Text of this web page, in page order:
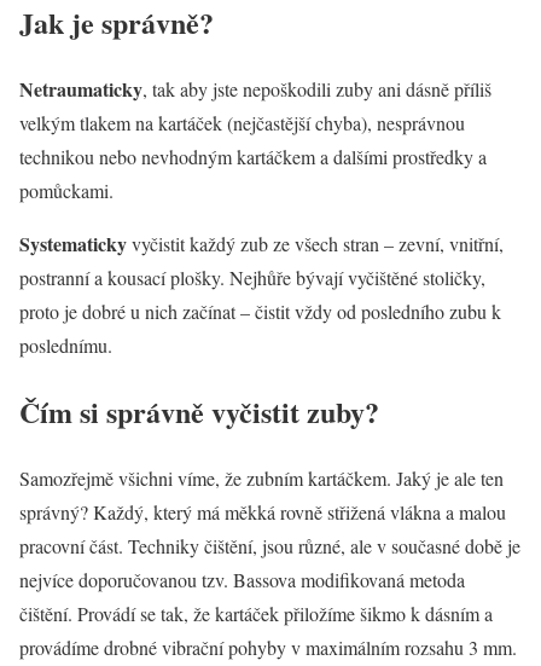
Jak je správně?
Netraumaticky, tak aby jste nepoškodili zuby ani dásně příliš
velkým tlakem na kartáček (nejčastější chyba), nesprávnou
technikou nebo nevhodným kartáčkem a dalšími prostředky a
pomůckami.
Systematickyvyčistit každý zub ze všech stran – zevní, vnitřní,
postranní a kousací plošky. Nejhůře bývají vyčištěné stoličky,
proto je dobré u nich začínat – čistit vždy od posledního zubu k
poslednímu.
Čím si správně vyčistit zuby?
Samozřejmě všichni víme, že zubním kartáčkem. Jaký je ale ten
správný? Každý, který má měkká rovně střižená vlákna a malou
pracovní část. Techniky čištění, jsou různé, ale v současné době je
nejvíce doporučovanou tzv. Bassova modifikovaná metoda
čištění. Provádí se tak, že kartáček přiložíme šikmo k dásním a
provádíme drobné vibrační pohyby v maximálním rozsahu 3 mm.